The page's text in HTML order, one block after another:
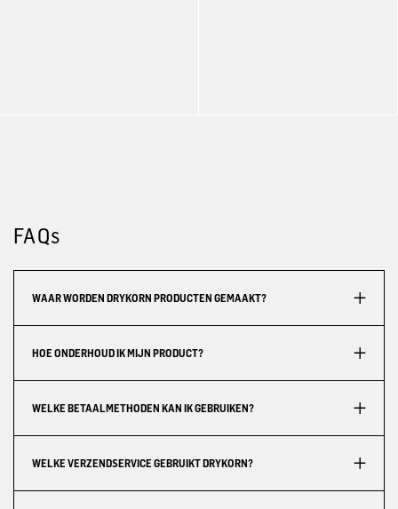
FAQs
WAAR WORDEN DRYKORN PRODUCTEN GEMAAKT?
HOE ONDERHOUD IK MIJN PRODUCT?
WELKE BETAALMETHODEN KAN IK GEBRUIKEN?
WELKE VERZENDSERVICE GEBRUIKT DRYKORN?